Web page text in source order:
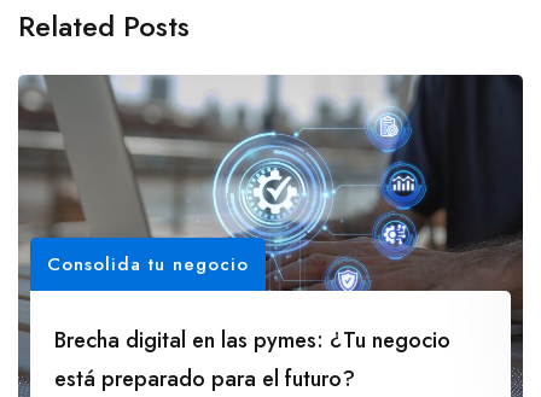
Related Posts
Consolida tu negocio
Brecha digital en las pymes: ¿Tu negocio
está preparado para el futuro?